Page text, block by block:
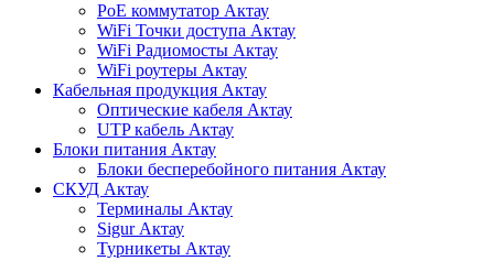
PoE коммутатор Актау
WiFi Точки доступа Актау
WiFi Радиомосты Актау
WiFi роутеры Актау
Кабельная продукция Актау
Оптические кабеля Актау
UTP кабель Актау
Блоки питания Актау
Блоки бесперебойного питания Актау
СКУД Актау
Терминалы Актау
Sigur Актау
Турникеты Актау